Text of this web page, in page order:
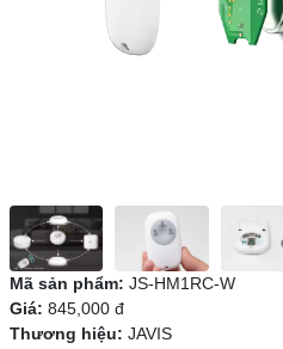
Mã sản phẩm: JS-HM1RC-W
Giá: 845,000 đ
Thương hiệu: JAVIS